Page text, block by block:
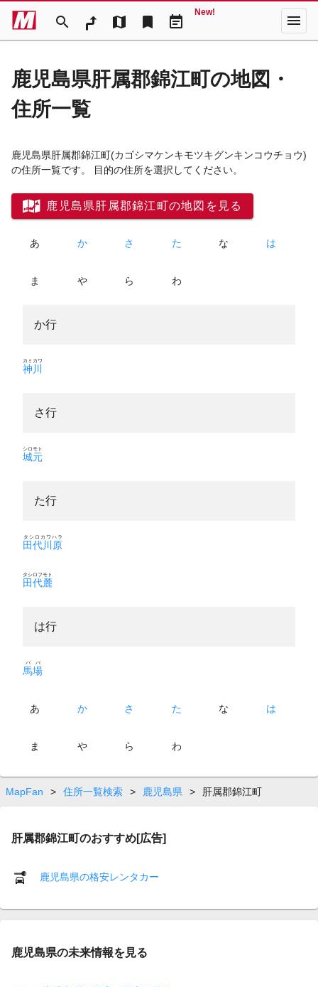
search map bookmark event_note
New! menu
鹿児島県肝属郡錦江町の地図・
住所一覧
鹿児島県肝属郡錦江町(カゴシマケンキモツキグンキンコウチョウ)
の住所一覧です。 目的の住所を選択してください。
鹿児島県肝属郡錦江町の地図を見る
あ か さ た な は
ま や ら わ
か行
神川
カミカワ
さ行
城元
シロモト
た行
田代川原
タシロカワハラ
田代麓
タシロフモト
は行
馬場
ババ
あ か さ た な は
ま や ら わ
MapFan > 住所一覧検索 > 鹿児島県 > 肝属郡錦江町
肝属郡錦江町のおすすめ[広告]
鹿児島県の格安レンタカー
鹿児島県の未来情報を見る